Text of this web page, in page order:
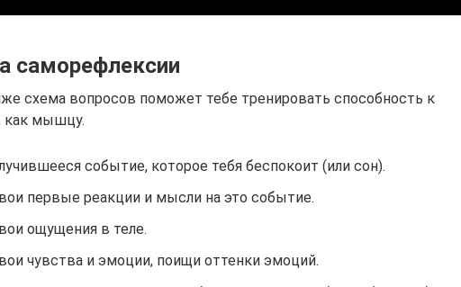
саморефлексии
схема вопросов поможет тебе тренировать способность к
как мышцу.
событие, которое тебя беспокоит (или сон).
первые реакции и мысли на это событие.
ощущения в теле.
чувства и эмоции, поищи оттенки эмоций.